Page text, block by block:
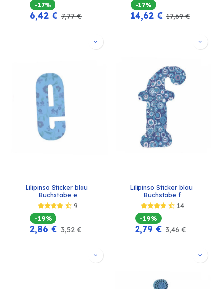
-17%
6,42 € 7,77€
-17%
14,62 € 17,69€
Lilipinso Sticker blau
Buchstabe e
9
-19%
2,86 € 3,52€
Lilipinso Sticker blau
Buchstabe f
14
-19%
2,79 € 3,46€